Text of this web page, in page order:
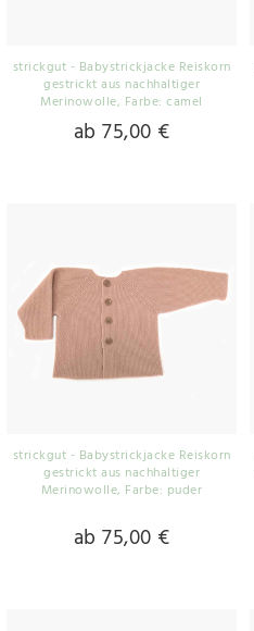
strickgut - Babystrickjacke Reiskorn
gestrickt aus nachhaltiger
Merinowolle, Farbe: camel
ab 75,00 €
strickgut - Babystrickjacke Reiskorn
gestrickt aus nachhaltiger
Merinowolle, Farbe: puder
ab 75,00 €